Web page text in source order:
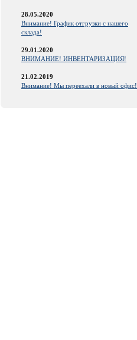
28.05.2020
Внимание! График отгрузки с нашего
склада!
29.01.2020
ВНИМАНИЕ! ИНВЕНТАРИЗАЦИЯ!
21.02.2019
Внимание! Мы переехали в новый офис!